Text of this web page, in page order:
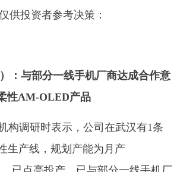
供投资者参考决策：
：与部分一线手机厂商达成合作意
性AM-OLED产品
构调研时表示，公司在武汉有1条
生产线，规划产能为月产